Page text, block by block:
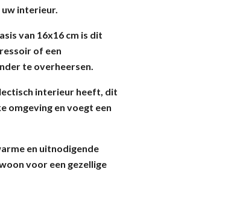
interieur.
van 16x16 cm is dit
of een
te overheersen.
interieur heeft, dit
omgeving en voegt een
en uitnodigende
voor een gezellige